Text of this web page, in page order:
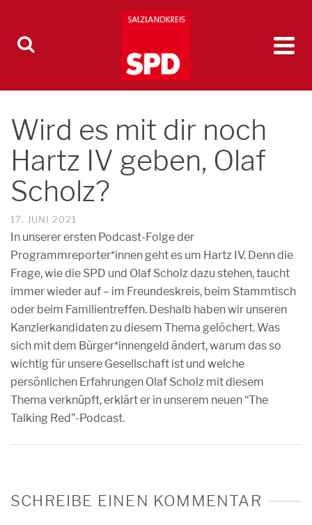
Wird es mit dir noch
Hartz IV geben, Olaf
Scholz?
17. JUNI 2021
In unserer ersten Podcast-Folge der
Programmreporter*innen geht es um Hartz IV. Denn die
Frage, wie die SPD und Olaf Scholz dazu stehen, taucht
immer wieder auf – im Freundeskreis, beim Stammtisch
oder beim Familientreffen. Deshalb haben wir unseren
Kanzlerkandidaten zu diesem Thema gelöchert. Was
sich mit dem Bürger*innengeld ändert, warum das so
wichtig für unsere Gesellschaft ist und welche
persönlichen Erfahrungen Olaf Scholz mit diesem
Thema verknüpft, erklärt er in unserem neuen “The
Talking Red”-Podcast.
SCHREIBE EINEN KOMMENTAR